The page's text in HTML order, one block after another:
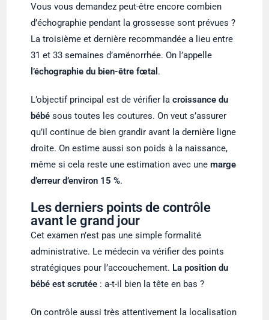
Vous vous demandez peut-être encore combien
d’échographie pendant la grossesse sont prévues ?
La troisième et dernière recommandée a lieu entre
31 et 33 semaines d’aménorrhée. On l’appelle
l’échographie du bien-être fœtal .
L’objectif principal est de vérifier lacroissance du
bébé sous toutes les coutures. On veut s’assurer
qu’il continue de bien grandir avant la dernière ligne
droite. On estime aussi son poids à la naissance,
même si cela reste une estimation avec unemarge
d’erreur d’environ 15 %.
Les derniers points de contrôle
avant le grand jour
Cet examen n’est pas une simple formalité
administrative. Le médecin va vérifier des points
stratégiques pour l’accouchement. La position du
bébé est scrutée : a-t-il bien la tête en bas ?
On contrôle aussi très attentivement la localisation